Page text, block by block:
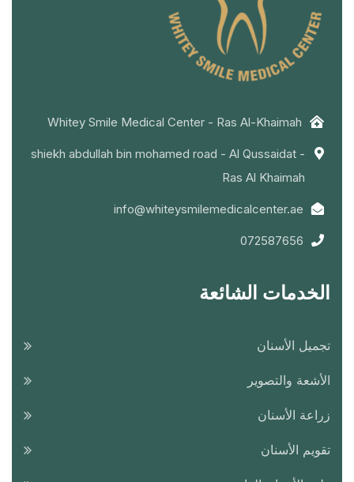
Whitey Smile Medical Center - Ras Al-Khaimah
shiekh abdullah bin mohamed road - Al Qussaidat -
Ras Al Khaimah
info@whiteysmilemedicalcenter.ae
072587656
الخدمات الشائعة
تجميل الأسنان
الأشعة والتصوير
زراعة الأسنان
تقويم الأسنان